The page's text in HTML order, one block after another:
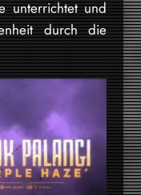
unterrichtet und
durch die